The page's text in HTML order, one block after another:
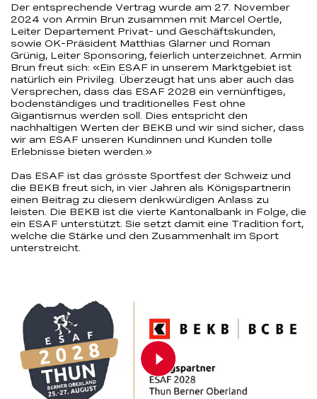
Der entsprechende Vertrag wurde am 27. November
2024 von Armin Brun zusammen mit Marcel Oertle,
Leiter Departement Privat- und Geschäftskunden,
sowie OK-Präsident Matthias Glarner und Roman
Grünig, Leiter Sponsoring, feierlich unterzeichnet. Armin
Brun freut sich: «Ein ESAF in unserem Marktgebiet ist
natürlich ein Privileg. Überzeugt hat uns aber auch das
Versprechen, dass das ESAF 2028 ein vernünftiges,
bodenständiges und traditionelles Fest ohne
Gigantismus werden soll. Dies entspricht den
nachhaltigen Werten der BEKB und wir sind sicher, dass
wir am ESAF unseren Kundinnen und Kunden tolle
Erlebnisse bieten werden.»
Das ESAF ist das grösste Sportfest der Schweiz und
die BEKB freut sich, in vier Jahren als Königspartnerin
einen Beitrag zu diesem denkwürdigen Anlass zu
leisten. Die BEKB ist die vierte Kantonalbank in Folge, die
ein ESAF unterstützt. Sie setzt damit eine Tradition fort,
welche die Stärke und den Zusammenhalt im Sport
unterstreicht.